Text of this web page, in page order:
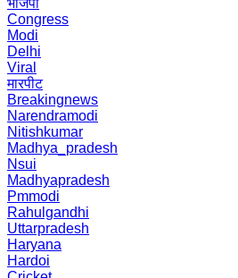
भाजपा
Congress
Modi
Delhi
Viral
मारपीट
Breakingnews
Narendramodi
Nitishkumar
Madhya_pradesh
Nsui
Madhyapradesh
Pmmodi
Rahulgandhi
Uttarpradesh
Haryana
Hardoi